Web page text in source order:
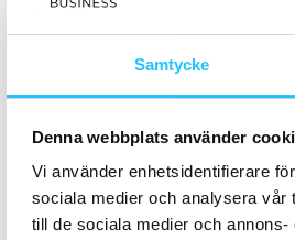
Samtycke
Denna webbplats använder
Vi använder enhetsidentifierare
sociala medier och analysera vår
till de sociala medier och